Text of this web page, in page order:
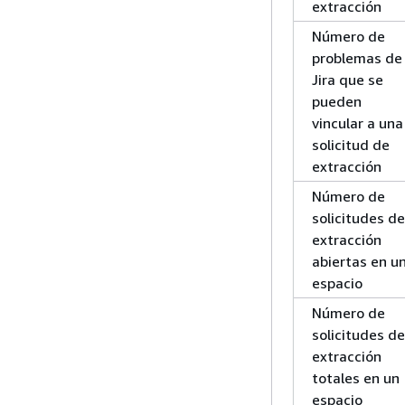
extracción
Número de
problemas de
Jira que se
pueden
vincular a una
solicitud de
extracción
Número de
solicitudes de
extracción
abiertas en
espacio
Número de
solicitudes de
extracción
totales en un
espacio